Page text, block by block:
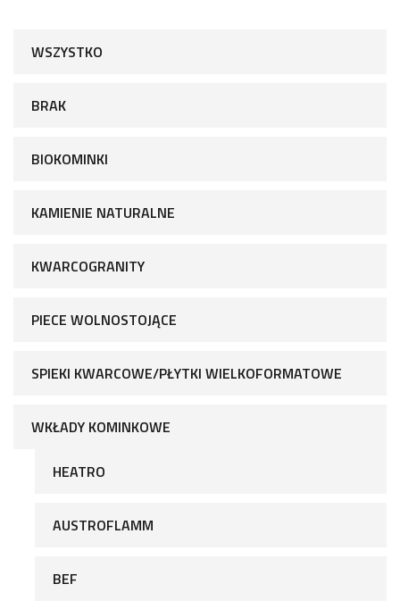
WSZYSTKO
BRAK
BIOKOMINKI
KAMIENIE NATURALNE
KWARCOGRANITY
PIECE WOLNOSTOJĄCE
SPIEKI KWARCOWE/PŁYTKI WIELKOFORMATOWE
WKŁADY KOMINKOWE
HEATRO
AUSTROFLAMM
BEF